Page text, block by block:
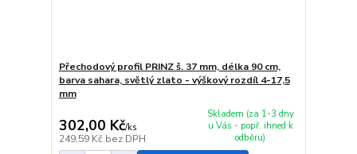
Přechodový profil PRINZ š. 37 mm, délka 90 cm,
barva sahara, světlý zlato - výškový rozdíl 4-17,5
mm
302,00 Kč/ks
249,59 Kč bez DPH
Skladem (za 1-3 dny
u Vás - popř. ihned k
odběru)